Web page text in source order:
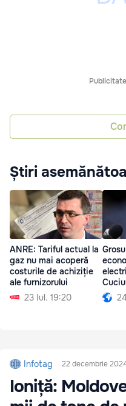
Știri
ANRE: Tariful actual la
gaz nu mai acoperă
costurile de achiziție
ale furnizorului
23 Iul. 19:20
Infotag 22 decembrie
Ioniță: